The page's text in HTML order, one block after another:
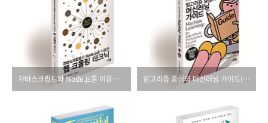
자바스크립트와 Node.js를 이용한 웹 크롤링 테크닉 알고리즘 중심의 머신러닝 가이드(제2판)